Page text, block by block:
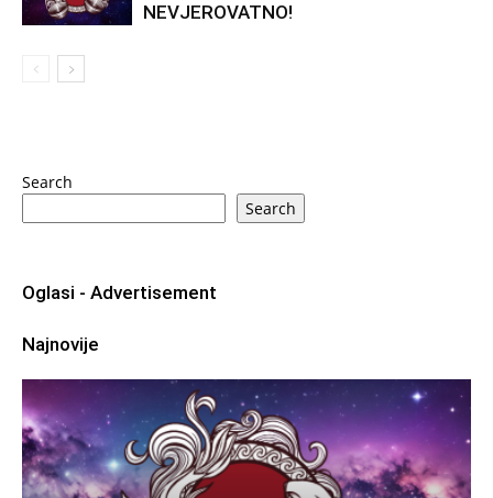
NEVJEROVATNO!
Search
Search
Oglasi - Advertisement
Najnovije